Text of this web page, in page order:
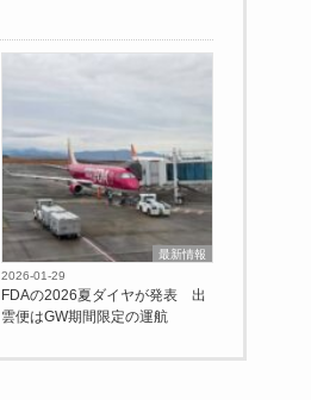
最新情報
2026-01-29
FDAの2026夏ダイヤが発表 出
雲便はGW期間限定の運航